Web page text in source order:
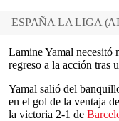
ESPAÑA LA LIGA (
Lamine Yamal necesitó
regreso a la acción tras
Yamal salió del
en el gol de la ventaja de
la victoria 2-1 de